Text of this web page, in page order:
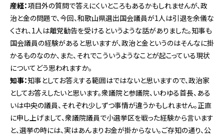
産経：項目外の質問で答えにくいところもあるかもしれませんが、政
治と金の問題で、今回、和歌山県選出国会議員が1人は引退を余儀な
くされ、1人は離党勧告を受けるというような話がありました。知事も
国会議員の経験があると思いますが、政治と金というのはそんなに掛
かるものなのか、また、それでこういうようなことが起こっている現状
についてどう思われますか。
知事：知事としてお答えする範囲はではないと思いますので、政治家
としてお答えしたいと思います。衆議院と参議院、いわゆる首長、ある
いは中央の議員、それぞれ少しずつ事情が違うかもしれません。正直
に申し上げまして、衆議院議員で小選挙区を戦った経験から言います
と、選挙の時には、実はあんまりお金が掛からない。ご存知の通り、公